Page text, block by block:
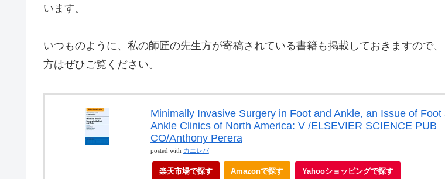
います。
いつものように、私の師匠の先生方が寄稿されている書籍も掲載しておきますので
方はぜひご覧ください。
Minimally Invasive Surgery in Foot and Ankle, an Issue of Foot
Ankle Clinics of North America: V /ELSEVIER SCIENCE PUB
CO/Anthony Perera
posted with カエレバ
楽天市場で探す Amazonで探す Yahooショッピングで探す